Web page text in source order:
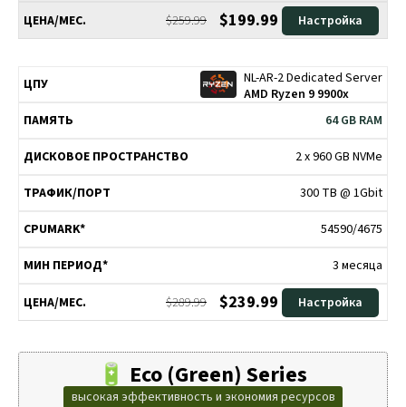
$259.99 $199.99 Настройка
NL-AR-2 Dedicated Server
AMD Ryzen 9 9900x
64 GB RAM
2 x 960 GB NVMe
300 TB @ 1Gbit
54590/4675
3 месяца
$289.99 $239.99 Настройка
🔋 Eco (Green) Series
высокая эффективность и экономия ресурсов